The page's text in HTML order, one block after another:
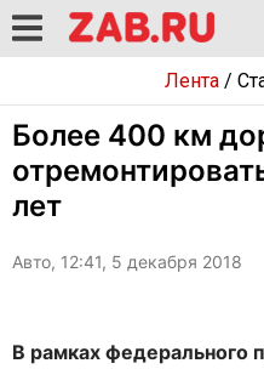
Лента/
Более 400 км
лет
Авто, 12:41, 5 декабря 2018
В рамках федерального